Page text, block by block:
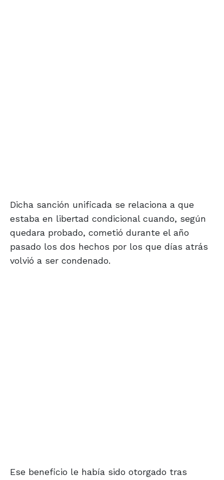
Dicha sanción unificada se relaciona a que
estaba en libertad condicional cuando, según
quedara probado, cometió durante el año
pasado los dos hechos por los que días atrás
volvió a ser condenado.
Ese beneficio le había sido otorgado tras